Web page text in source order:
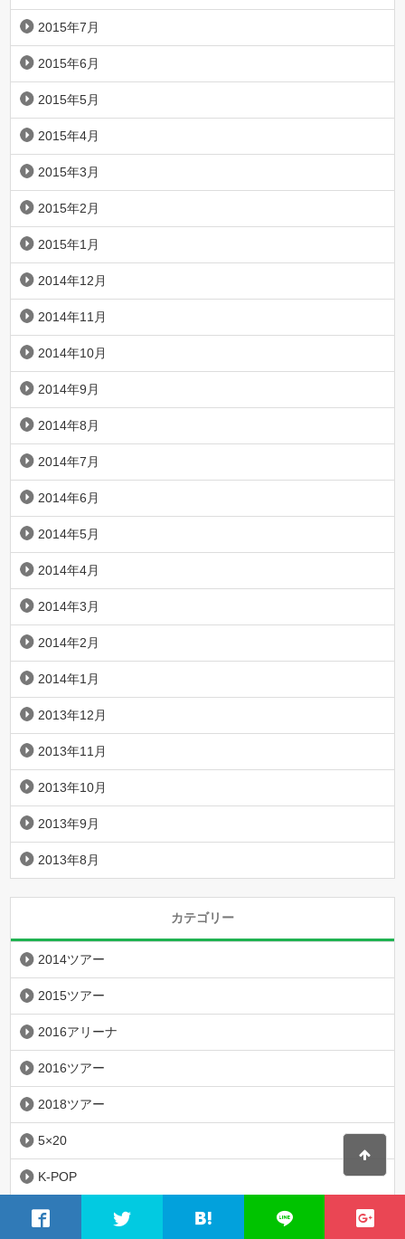
2015年7月
2015年6月
2015年5月
2015年4月
2015年3月
2015年2月
2015年1月
2014年12月
2014年11月
2014年10月
2014年9月
2014年8月
2014年7月
2014年6月
2014年5月
2014年4月
2014年3月
2014年2月
2014年1月
2013年12月
2013年11月
2013年10月
2013年9月
2013年8月
カテゴリー
2014ツアー
2015ツアー
2016アリーナ
2016ツアー
2018ツアー
5×20
K-POP
LAVA